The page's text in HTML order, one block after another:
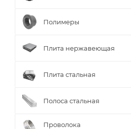
Полимеры
Плита нержавеющая
Плита стальная
Полоса стальная
Проволока